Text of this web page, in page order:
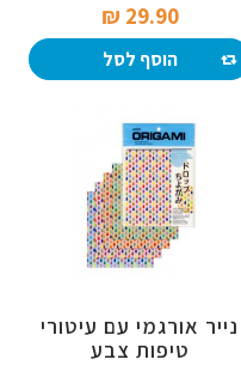
29.90 ₪‎
הוסף לסל
נייר אורגמי עם עיטורי
טיפות צבע